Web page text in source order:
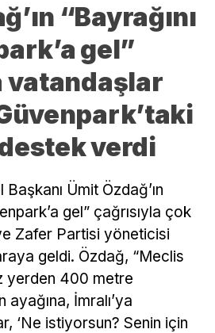
“Bayrağını
gel”
vatandaşlar
verdi
Ümit Özdağ’ın
gel” çağrısıyla çok
Zafer Partisi yöneticisi
geldi. Özdağ, “Meclis
yerden 400 metre
ayağına, İmralı’ya
‘Ne istiyorsun? Senin için